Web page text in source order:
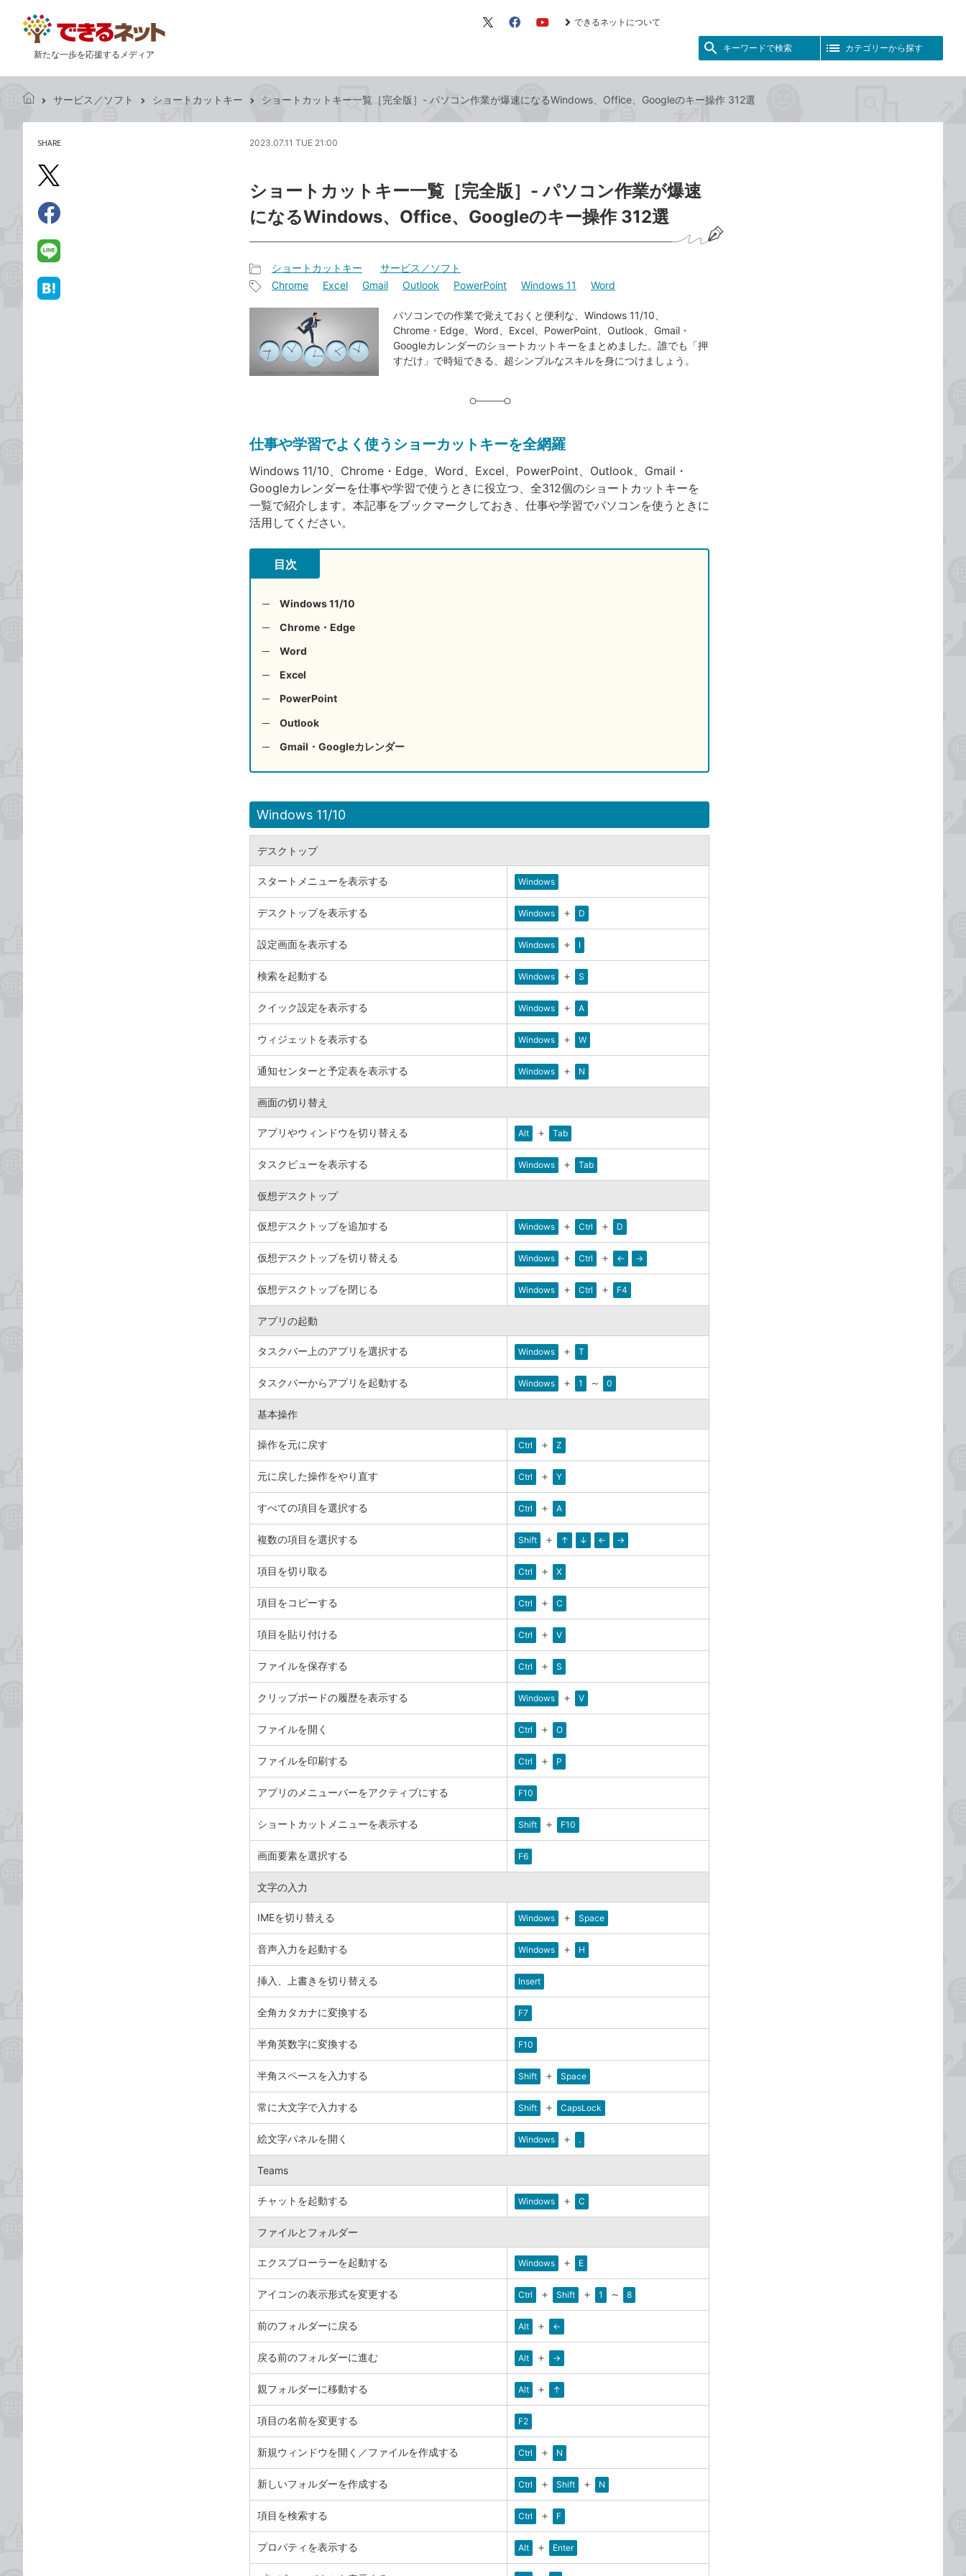
新たな一歩を応援するメディア
X（旧 FacebookYouTube
できるネットについて
キーワードで検索 カテゴリーから探す
き
る
ッ
ト
サービス／ソフト ショートカットキー ショートカットキー一覧［完全版］- パソコン作業が爆速になるWindows、Office、Googleのキー操作 312選
SHARE
X（旧
で
2023.07.11 TUE 21:00
ショートカットキー一覧［完全版］- パソコン作業が爆速
になるWindows、Office、Googleのキー操作 312選
ゴ
リ
ショートカットキー サービス／ソフト
グ
Chrome Excel Gmail Outlook PowerPoint Windows 11 Word
パソコンでの作業で覚えておくと便利な、Windows 11/10、
Chrome・Edge、Word、Excel、PowerPoint、Outlook、Gmail・
Googleカレンダーのショートカットキーをまとめました。誰でも「押
すだけ」で時短できる、超シンプルなスキルを身につけましょう。
仕事や学習でよく使うショーカットキーを全網羅
Windows 11/10、Chrome・Edge、Word、Excel、PowerPoint、Outlook、Gmail・
Googleカレンダーを仕事や学習で使うときに役立つ、全312個のショートカットキーを
一覧で紹介します。本記事をブックマークしておき、仕事や学習でパソコンを使うときに
活用してください。
目次
Windows 11/10
Chrome・Edge
Word
Excel
PowerPoint
Outlook
Gmail・Googleカレンダー
Windows 11/10
デスクトップ
スタートメニューを表示する Windows
デスクトップを表示する Windows ＋ D
設定画面を表示する Windows ＋ I
検索を起動する Windows ＋ S
クイック設定を表示する Windows ＋ A
ウィジェットを表示する Windows ＋ W
通知センターと予定表を表示する Windows ＋ N
画面の切り替え
アプリやウィンドウを切り替える Alt ＋ Tab
タスクビューを表示する Windows ＋ Tab
仮想デスクトップ
仮想デスクトップを追加する Windows ＋ Ctrl ＋ D
仮想デスクトップを切り替える Windows ＋ Ctrl ＋ ← →
仮想デスクトップを閉じる Windows ＋ Ctrl ＋ F4
アプリの起動
タスクバー上のアプリを選択する Windows ＋ T
タスクバーからアプリを起動する Windows ＋ 1 ～ 0
基本操作
操作を元に戻す Ctrl ＋ Z
元に戻した操作をやり直す Ctrl ＋ Y
すべての項目を選択する Ctrl ＋ A
複数の項目を選択する Shift ＋ ↑ ↓ ← →
項目を切り取る Ctrl ＋ X
項目をコピーする Ctrl ＋ C
項目を貼り付ける Ctrl ＋ V
ファイルを保存する Ctrl ＋ S
クリップボードの履歴を表示する Windows ＋ V
ファイルを開く Ctrl ＋ O
ファイルを印刷する Ctrl ＋ P
アプリのメニューバーをアクティブにする F10
ショートカットメニューを表示する Shift ＋ F10
画面要素を選択する F6
文字の入力
IMEを切り替える Windows ＋ Space
音声入力を起動する Windows ＋ H
挿入、上書きを切り替える Insert
全角カタカナに変換する F7
半角英数字に変換する F10
半角スペースを入力する Shift ＋ Space
常に大文字で入力する Shift ＋ CapsLock
絵文字パネルを開く Windows ＋ .
Teams
チャットを起動する Windows ＋ C
ファイルとフォルダー
エクスプローラーを起動する Windows ＋ E
アイコンの表示形式を変更する Ctrl ＋ Shift ＋ 1 ～ 8
前のフォルダーに戻る Alt ＋ ←
戻る前のフォルダーに進む Alt ＋ →
親フォルダーに移動する Alt ＋ ↑
項目の名前を変更する F2
新規ウィンドウを開く／ファイルを作成する Ctrl ＋ N
新しいフォルダーを作成する Ctrl ＋ Shift ＋ N
項目を検索する Ctrl ＋ F
プロパティを表示する Alt ＋ Enter